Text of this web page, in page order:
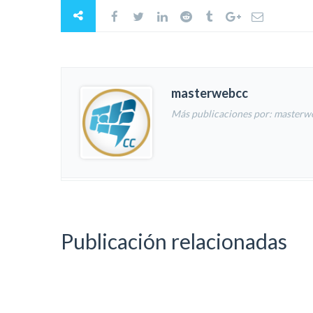
masterwebcc
Más publicaciones por:
Publicación relacionadas